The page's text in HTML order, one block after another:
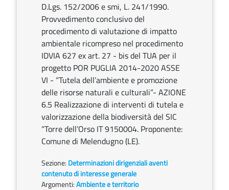
D.Lgs. 152/2006 e smi, L. 241/1990.
Provvedimento conclusivo del
procedimento di valutazione di impatto
ambientale ricompreso nel procedimento
IDVIA 627 ex art. 27 - bis del TUA per il
progetto POR PUGLIA 2014-2020 ASSE
VI - “Tutela dell’ambiente e promozione
delle risorse naturali e culturali”- AZIONE
6.5 Realizzazione di interventi di tutela e
valorizzazione della biodiversità del SIC
“Torre dell’Orso IT 9150004. Proponente:
Comune di Melendugno (LE).
Sezione: Determinazioni dirigenziali aventi
contenuto di interesse generale
Argomenti:Ambiente e territorio